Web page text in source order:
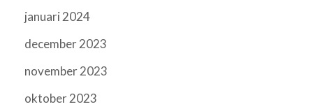
januari 2024
december 2023
november 2023
oktober 2023